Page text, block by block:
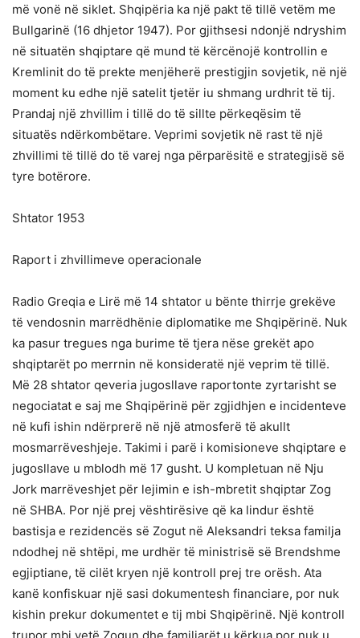
më vonë në siklet. Shqipëria ka një pakt të tillë vetëm me
Bullgarinë (16 dhjetor 1947). Por gjithsesi ndonjë ndryshim
në situatën shqiptare që mund të kërcënojë kontrollin e
Kremlinit do të prekte menjëherë prestigjin sovjetik, në një
moment ku edhe një satelit tjetër iu shmang urdhrit të tij.
Prandaj një zhvillim i tillë do të sillte përkeqësim të
situatës ndërkombëtare. Veprimi sovjetik në rast të një
zhvillimi të tillë do të varej nga përparësitë e strategjisë së
tyre botërore.
Shtator 1953
Raport i zhvillimeve operacionale
Radio Greqia e Lirë më 14 shtator u bënte thirrje grekëve
të vendosnin marrëdhënie diplomatike me Shqipërinë. Nuk
ka pasur tregues nga burime të tjera nëse grekët apo
shqiptarët po merrnin në konsideratë një veprim të tillë.
Më 28 shtator qeveria jugosllave raportonte zyrtarisht se
negociatat e saj me Shqipërinë për zgjidhjen e incidenteve
në kufi ishin ndërprerë në një atmosferë të akullt
mosmarrëveshjeje. Takimi i parë i komisioneve shqiptare e
jugosllave u mblodh më 17 gusht. U kompletuan në Nju
Jork marrëveshjet për lejimin e ish-mbretit shqiptar Zog
në SHBA. Por një prej vështirësive që ka lindur është
bastisja e rezidencës së Zogut në Aleksandri teksa familja
ndodhej në shtëpi, me urdhër të ministrisë së Brendshme
egjiptiane, të cilët kryen një kontroll prej tre orësh. Ata
kanë konfiskuar një sasi dokumentesh financiare, por nuk
kishin prekur dokumentet e tij mbi Shqipërinë. Një kontroll
trupor mbi vetë Zogun dhe familjarët u kërkua por nuk u